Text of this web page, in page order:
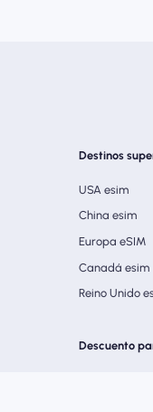
Destinos
USA esim
China esim
Europa eSIM
Canadá esim
Reino Unido
Descuento